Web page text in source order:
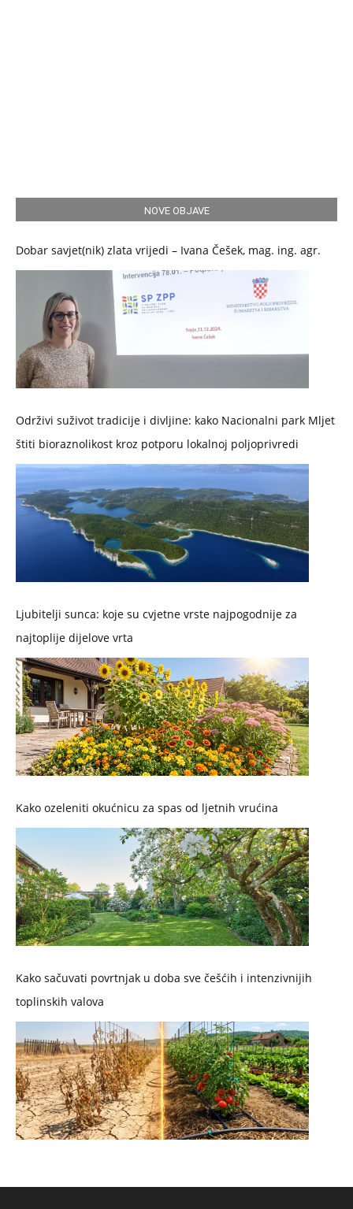
NOVE OBJAVE
Dobar savjet(nik) zlata vrijedi – Ivana Češek, mag. ing. agr.
Održivi suživot tradicije i divljine: kako Nacionalni park Mljet
štiti bioraznolikost kroz potporu lokalnoj poljoprivredi
Ljubitelji sunca: koje su cvjetne vrste najpogodnije za
najtoplije dijelove vrta
Kako ozeleniti okućnicu za spas od ljetnih vrućina
Kako sačuvati povrtnjak u doba sve češćih i intenzivnijih
toplinskih valova